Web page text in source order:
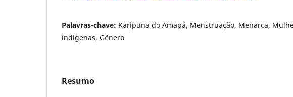
Palavras-chave: Karipuna do Amapá, Menstruação, Menarca,
indígenas, Gênero
Resumo